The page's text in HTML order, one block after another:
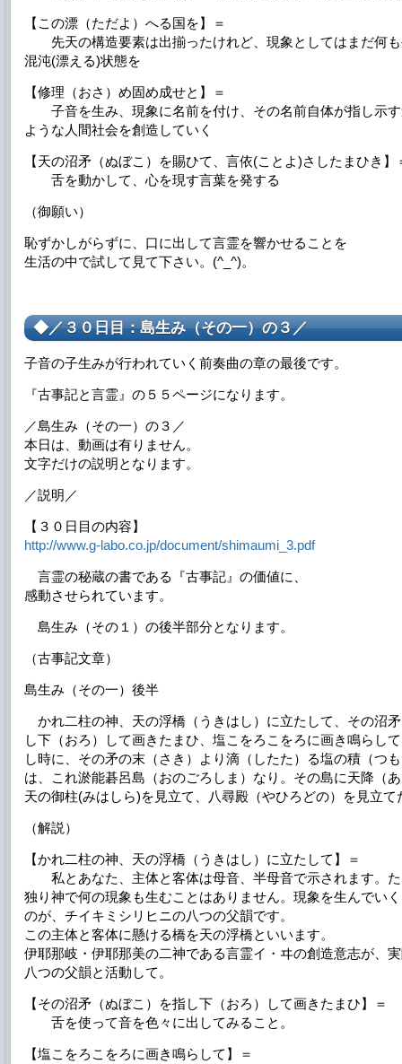
【この漂（ただよ）へる国を】＝
先天の構造要素は出揃ったけれど、現象としてはまだ何も
混沌(漂える)状態を
【修理（おさ）め固め成せと】＝
子音を生み、現象に名前を付け、その名前自体が指し示す
ような人間社会を創造していく
【天の沼矛（ぬぼこ）を賜ひて、言依(ことよ)さしたまひき】
舌を動かして、心を現す言葉を発する
（御願い）
恥ずかしがらずに、口に出して言霊を響かせることを
生活の中で試して見て下さい。(^_^)。
◆／３０日目：島生み（その一）の３／
子音の子生みが行われていく前奏曲の章の最後です。
『古事記と言霊』の５５ページになります。
／島生み（その一）の３／
本日は、動画は有りません。
文字だけの説明となります。
／説明／
【３０日目の内容】
http://www.g-labo.co.jp/document/shimaumi_3.pdf
言霊の秘蔵の書である『古事記』の価値に、
感動させられています。
島生み（その１）の後半部分となります。
（古事記文章）
島生み（その一）後半
かれ二柱の神、天の浮橋（うきはし）に立たして、その沼
し下（おろ）して画きたまひ、塩こをろこをろに画き鳴らし
し時に、その矛の末（さき）より滴（したた）る塩の積（つ
は、これ淤能碁呂島（おのごろしま）なり。その島に天降（
天の御柱(みはしら)を見立て、八尋殿（やひろどの）を見立て
（解説）
【かれ二柱の神、天の浮橋（うきはし）に立たして】＝
私とあなた、主体と客体は母音、半母音で示されます。た
独り神で何の現象も生むことはありません。現象を生んでい
のが、チイキミシリヒニの八つの父韻です。
この主体と客体に懸ける橋を天の浮橋といいます。
伊耶那岐・伊耶那美の二神である言霊イ・ヰの創造意志が、
八つの父韻と活動して。
【その沼矛（ぬぼこ）を指し下（おろ）して画きたまひ】＝
舌を使って音を色々に出してみること。
【塩こをろこをろに画き鳴らして】＝